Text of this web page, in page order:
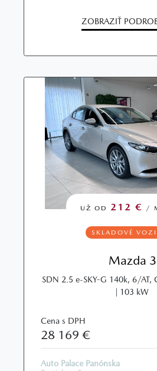
ZOBRAZIŤ
UŽ OD 212 € /
SKLADOVÉ
Mazda 3
SDN 2.5 e-SKY-G 140k, 6/AT,
| 103 kW
Cena s DPH
28 169 €
Auto Palace Panónska